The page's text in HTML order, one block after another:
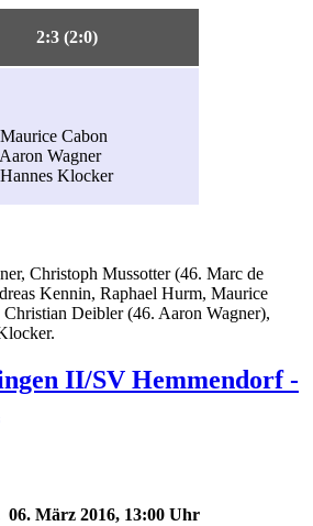
2:3 (2:0)
Cabon
Wagner
Klocker
Christoph Mussotter (46. Marc de
Kennin, Raphael Hurm, Maurice
Deibler (46. Aaron Wagner),
II/SV Hemmendorf -
06. März 2016, 13:00 Uhr